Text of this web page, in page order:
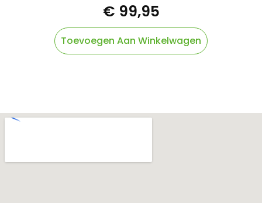
€ 99,95
Toevoegen Aan Winkelwagen